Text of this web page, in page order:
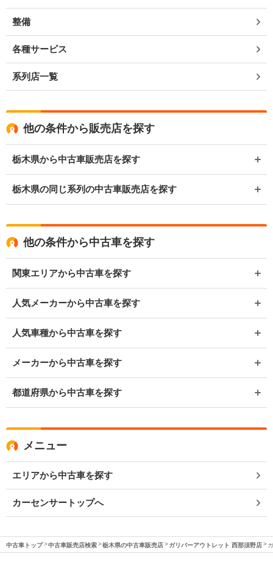
整備
各種サービス
系列店一覧
他の条件から販売店を探す
栃木県から中古車販売店を探す
栃木県の同じ系列の中古車販売店を探す
他の条件から中古車を探す
関東エリアから中古車を探す
人気メーカーから中古車を探す
人気車種から中古車を探す
メーカーから中古車を探す
都道府県から中古車を探す
メニュー
エリアから中古車を探す
カーセンサートップへ
中古車トップ 中古車販売店検索 栃木県の中古車販売店 ガリバーアウトレット 西那須野店